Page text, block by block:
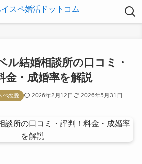
ル結婚相談所の口コミ・
金・成婚率を解説
ぺ恋愛 2026年2月12日 2026年5月31日